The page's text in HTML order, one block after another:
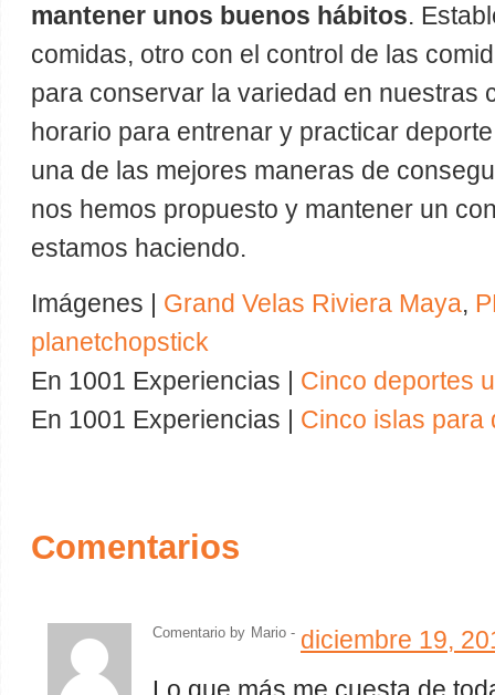
mantener unos buenos hábitos.
comidas, otro con el control de las
para conservar la variedad en nuestras
horario para entrenar y practicar
una de las mejores maneras de
nos hemos propuesto y mantener un
estamos haciendo.
Imágenes | Grand Velas Riviera Maya,
planetchopstick
En 1001 Experiencias | Cinco deportes
En 1001 Experiencias | Cinco islas para
Comentarios
Comentario by Mario - diciembre 19,